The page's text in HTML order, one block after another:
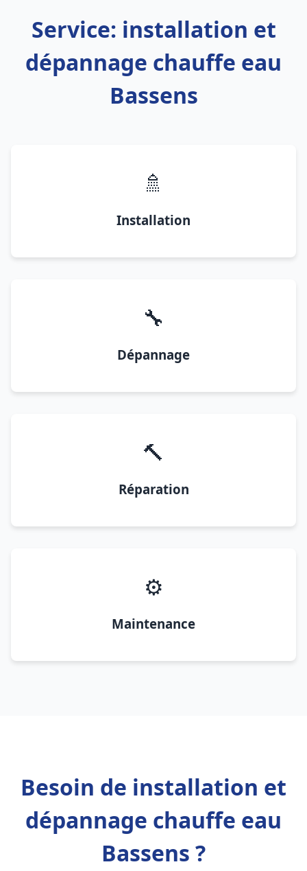
Service: installation et
dépannage chauffe eau
Bassens
🚿
Installation
🔧
Dépannage
🔨
Réparation
⚙️
Maintenance
Besoin de installation et
dépannage chauffe eau
Bassens ?